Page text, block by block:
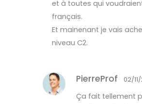
et à toutes qui
français.
Et mainenant je vais
niveau C2.
PierreProf 02/
Ça fait tellement